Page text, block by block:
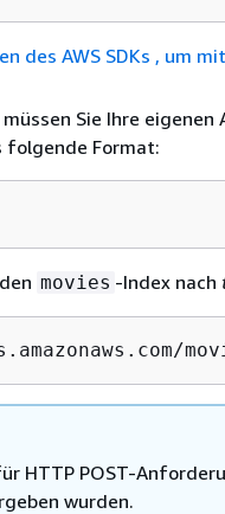
des AWS SDKs , um
Sie Ihre eigenen
folgende Format:
movies -Index nach
HTTP POST-
wurden.